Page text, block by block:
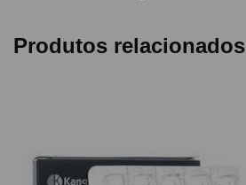
Produtos relacionados